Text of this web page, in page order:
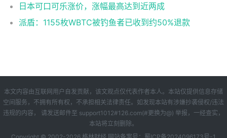
日本可口可乐涨价，涨幅最高达到近两成
派盾：1155枚WBTC被钓鱼者已收到约50%退款
本文内容由互联网用户自发贡献，该文观点仅代表作者本人。本站仅提供信息存储
空间服务，不拥有所有权，不承担相关法律责任。如发现本站有涉嫌抄袭侵权/违法
违规的内容， 请发送邮件至 support1012#126.com(#更换为@) 举报，一经查实，
本站将立刻删除。